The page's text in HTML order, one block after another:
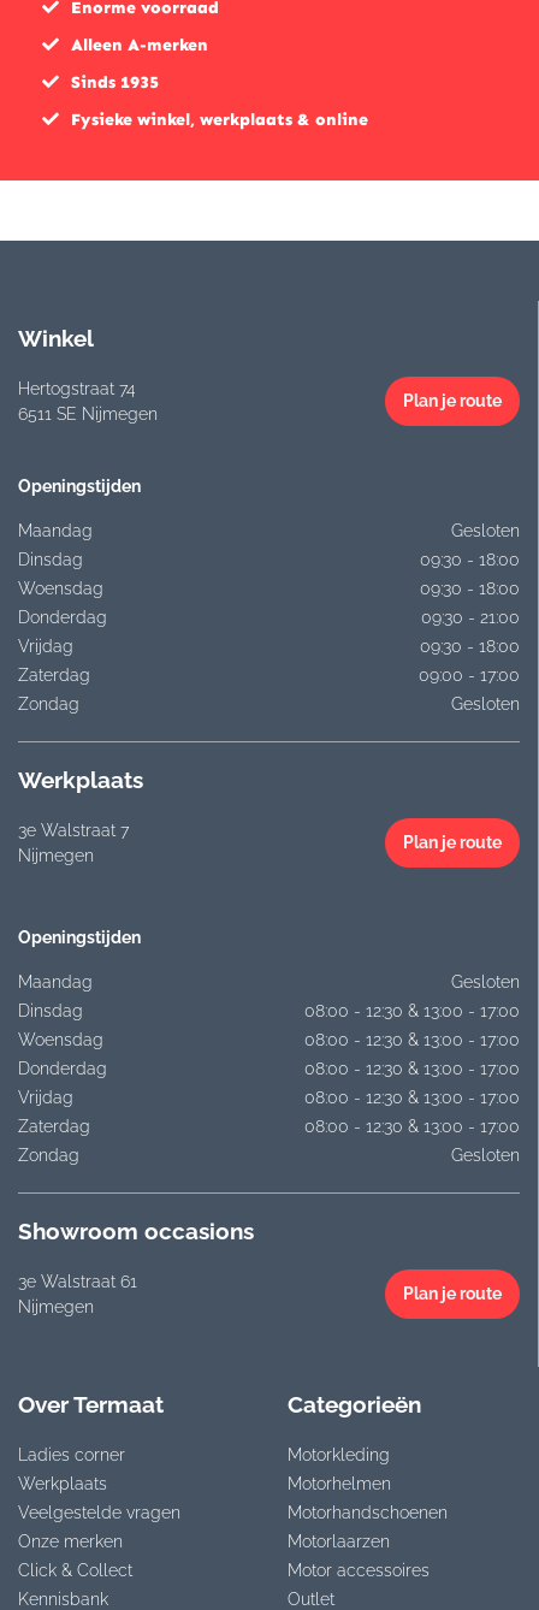
Enorme voorraad
Alleen A-merken
Sinds 1935
Fysieke winkel, werkplaats & online
Winkel
Hertogstraat 74
6511 SE Nijmegen
Plan je route
Openingstijden
Maandag
Gesloten
Dinsdag
09:30 - 18:00
Woensdag
09:30 - 18:00
Donderdag
09:30 - 21:00
Vrijdag
09:30 - 18:00
Zaterdag
09:00 - 17:00
Zondag
Gesloten
Werkplaats
3e Walstraat 7
Nijmegen
Plan je route
Openingstijden
Maandag
Gesloten
Dinsdag
08:00 - 12:30 & 13:00 - 17:00
Woensdag
08:00 - 12:30 & 13:00 - 17:00
Donderdag
08:00 - 12:30 & 13:00 - 17:00
Vrijdag
08:00 - 12:30 & 13:00 - 17:00
Zaterdag
08:00 - 12:30 & 13:00 - 17:00
Zondag
Gesloten
Showroom occasions
3e Walstraat 61
Nijmegen
Plan je route
Over Termaat
Ladies corner
Werkplaats
Veelgestelde vragen
Onze merken
Click & Collect
Kennisbank
Categorieën
Motorkleding
Motorhelmen
Motorhandschoenen
Motorlaarzen
Motor accessoires
Outlet